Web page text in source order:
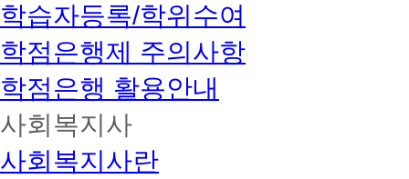
학습자등록/학위수여
학점은행제 주의사항
학점은행 활용안내
사회복지사
사회복지사란